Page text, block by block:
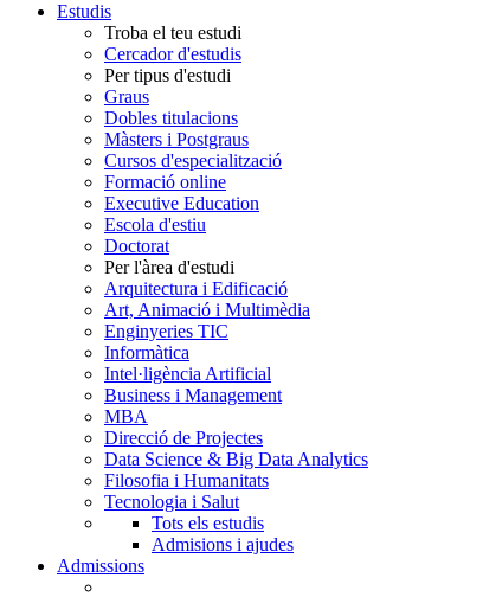
Estudis
Troba el teu estudi
Cercador d'estudis
Per tipus d'estudi
Graus
Dobles titulacions
Màsters i Postgraus
Cursos d'especialització
Formació online
Executive Education
Escola d'estiu
Doctorat
Per l'àrea d'estudi
Arquitectura i Edificació
Art, Animació i Multimèdia
Enginyeries TIC
Informàtica
Intel·ligència Artificial
Business i Management
MBA
Direcció de Projectes
Data Science & Big Data Analytics
Filosofia i Humanitats
Tecnologia i Salut
Tots els estudis
Admisions i ajudes
Admissions